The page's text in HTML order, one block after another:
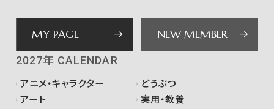
MY PAGE NEW MEMBER
2027年 CALENDAR
アニメ・キャラクター
どうぶつ
アート
実用・教養